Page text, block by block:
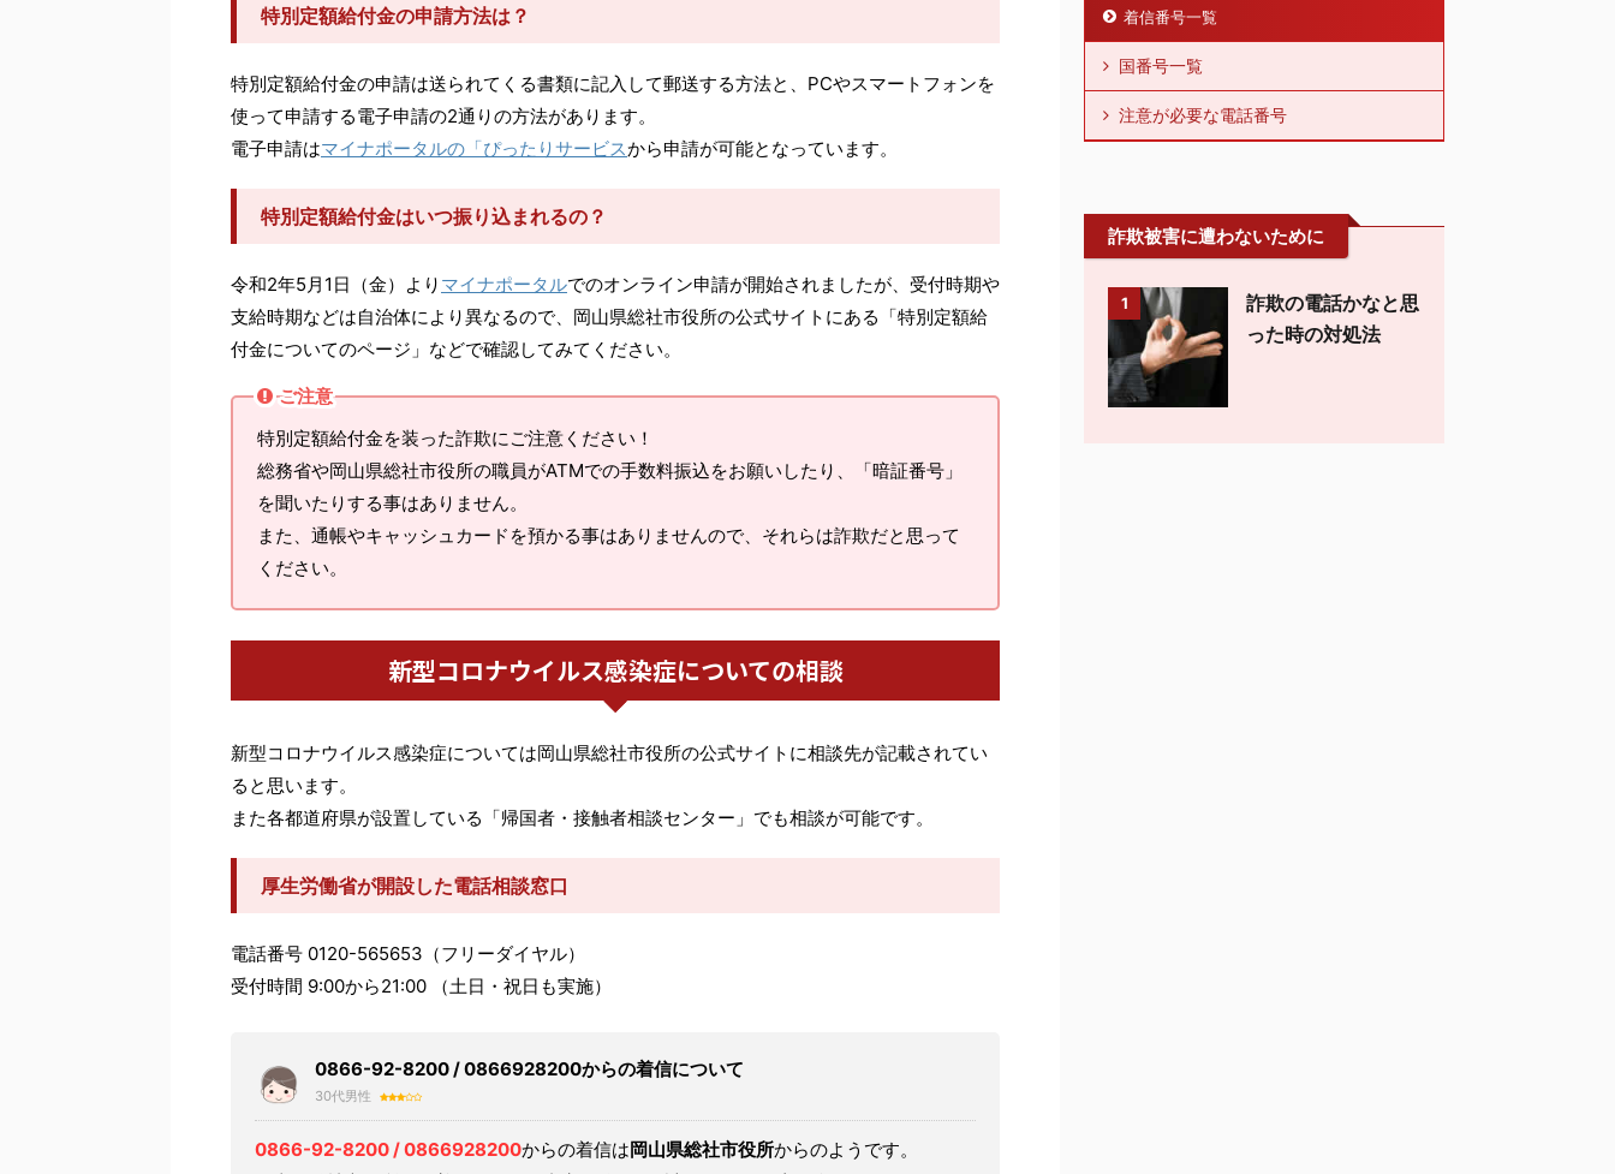
特別定額給付金の申請方法は？
特別定額給付金の申請は送られてくる書類に記入して郵送する方法と、PCやスマートフォンを
使って申請する電子申請の2通りの方法があります。
電子申請はマイナポータルの「ぴったりサービスから申請が可能となっています。
特別定額給付金はいつ振り込まれるの？
令和2年5月1日（金）より マイナポータルでのオンライン申請が開始されましたが、受付時期や
支給時期などは自治体により異なるので、岡山県総社市役所の公式サイトにある「特別定額給
付金についてのページ」などで確認してみてください。
ご注意
特別定額給付金を装った詐欺にご注意ください！
総務省や岡山県総社市役所の職員がATMでの手数料振込をお願いしたり、「暗証番号」
を聞いたりする事はありません。
また、通帳やキャッシュカードを預かる事はありませんので、それらは詐欺だと思って
ください。
新型コロナウイルス感染症についての相談
新型コロナウイルス感染症については岡山県総社市役所の公式サイトに相談先が記載されてい
ると思います。
また各都道府県が設置している「帰国者・接触者相談センター」でも相談が可能です。
厚生労働省が開設した電話相談窓口
電話番号 0120-565653（フリーダイヤル）
受付時間 9:00から21:00 （土日・祝日も実施）
0866-92-8200 / 0866928200からの着信について
30代男性
0866-92-8200 / 0866928200からの着信は岡山県総社市役所からのようです。
着信番号一覧
国番号一覧
注意が必要な電話番号
詐欺被害に遭わないために
1
詐欺の電話かなと思
った時の対処法